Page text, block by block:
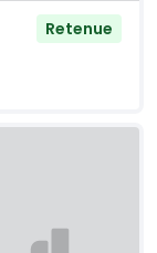
Retenue